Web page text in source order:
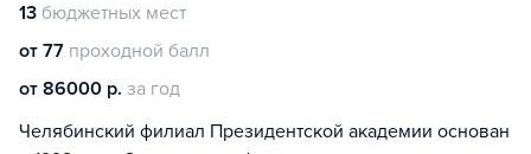
13 бюджетных мест
от 77 проходной балл
от 86000 р. за год
Челябинский филиал Президентской академии основан